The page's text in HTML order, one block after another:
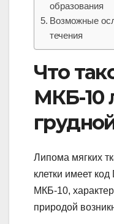
образования
Возможные
течения
Что
МКБ-10
Липома мягких
клетки имеет код
МКБ-10,
природой